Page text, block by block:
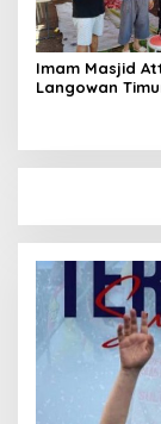
Imam Masjid
Langowan